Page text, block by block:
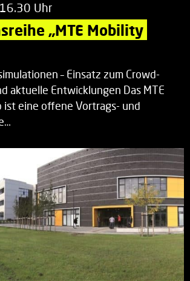
Uhr
„MTE Mobility
– Einsatz zum Crowd-
aktuelle Entwicklungen Das MTE
ist eine offene Vortrags- und